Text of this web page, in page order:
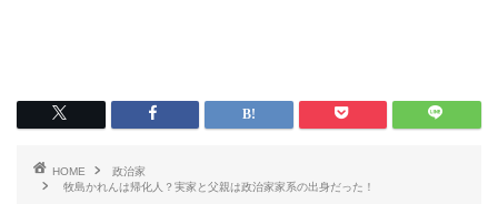
HOME
政治家
牧島かれんは帰化人？実家と父親は政治家家系の出身だった！